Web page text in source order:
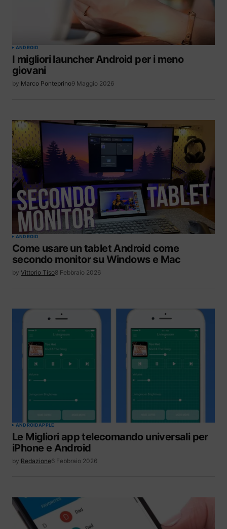
ANDROID
I migliori launcher Android per i meno
giovani
by Marco Ponteprino9 Maggio 2026
ANDROID
Come usare un tablet Android come
secondo monitor su Windows e Mac
by Vittorio Tiso8 Febbraio 2026
ANDROIDAPPLE
Le Migliori app telecomando universali per
iPhone e Android
by Redazione6 Febbraio 2026